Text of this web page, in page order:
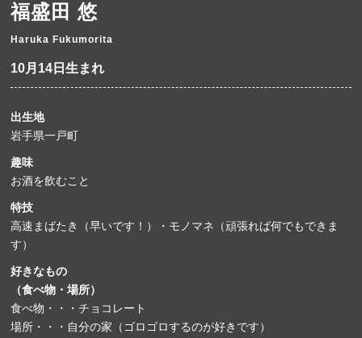
福盛田 悠
Haruka Fukumorita
10月14日生まれ
出生地
岩手県一戸町
趣味
お酒を飲むこと
特技
高速まばたき（早いです！）・モノマネ（頑張れば何でもできま
す）
好きなもの
（食べ物・場所）
食べ物・・・チョコレート
場所・・・自分の家（ゴロゴロするのが好きです）